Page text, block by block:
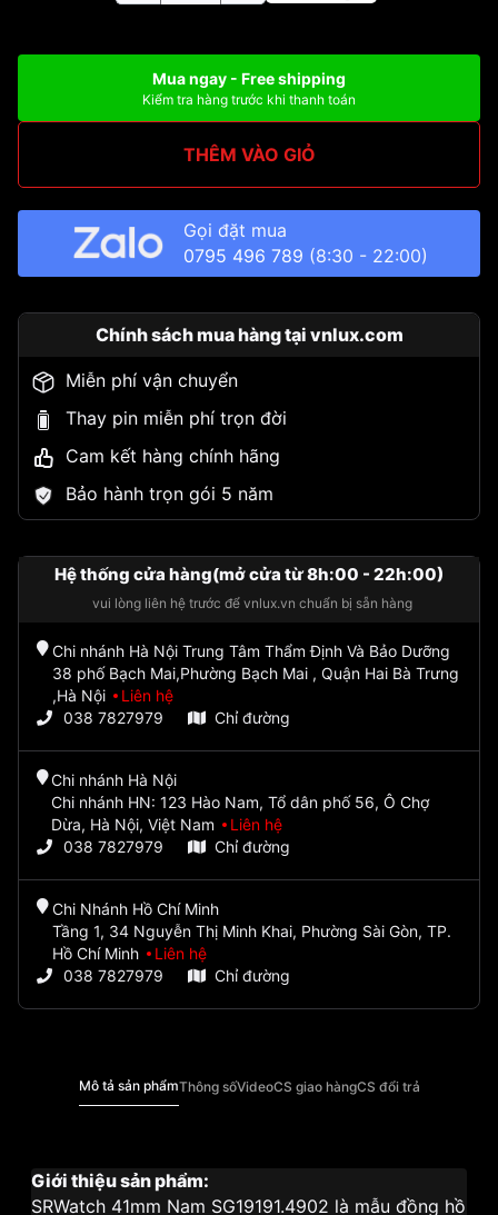
Mua ngay - Free shipping
Kiểm tra hàng trước khi thanh toán
THÊM VÀO GIỎ
Gọi đặt mua
0795 496 789 (8:30 - 22:00)
Chính sách mua hàng tại vnlux.com
Miễn phí vận chuyển
Thay pin miễn phí trọn đời
Cam kết hàng chính hãng
Bảo hành trọn gói 5 năm
Hệ thống cửa hàng(mở cửa từ 8h:00 - 22h:00)
vui lòng liên hệ trước để vnlux.vn chuẩn bị sẵn hàng
Chi nhánh Hà Nội Trung Tâm Thẩm Định Và Bảo Dưỡng
38 phố Bạch Mai,Phường Bạch Mai , Quận Hai Bà Trưng
,Hà Nội
Liên hệ
038 7827979
Chỉ đường
Chi nhánh Hà Nội
Chi nhánh HN: 123 Hào Nam, Tổ dân phố 56, Ô Chợ
Dừa, Hà Nội, Việt Nam
Liên hệ
038 7827979
Chỉ đường
Chi Nhánh Hồ Chí Minh
Tầng 1, 34 Nguyễn Thị Minh Khai, Phường Sài Gòn, TP.
Hồ Chí Minh
Liên hệ
038 7827979
Chỉ đường
Mô tả sản phẩmThông sốVideoCS giao hàngCS đổi trả
Giới thiệu sản phẩm:
SRWatch 41mm Nam SG19191.4902 là mẫu đồng hồ